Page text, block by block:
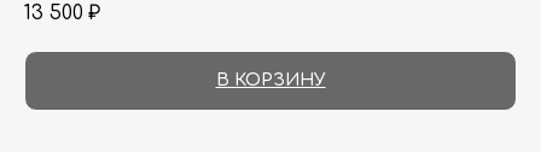
13 500 ₽
В КОРЗИНУ